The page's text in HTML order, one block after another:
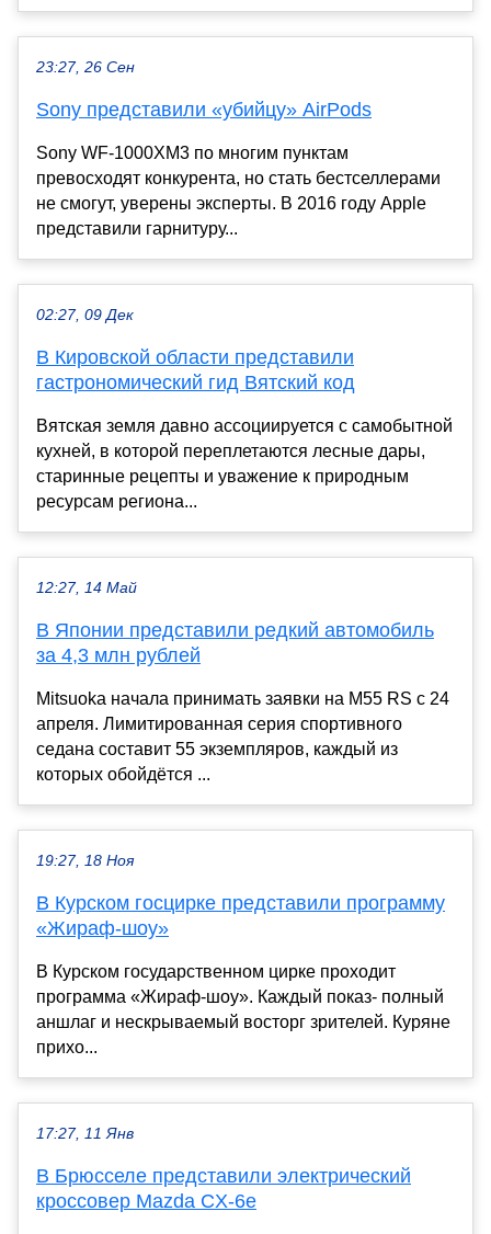
23:27, 26 Сен
Sony представили «убийцу» AirPods
Sony WF-1000XM3 по многим пунктам
превосходят конкурента, но стать бестселлерами
не смогут, уверены эксперты. В 2016 году Apple
представили гарнитуру...
02:27, 09 Дек
В Кировской области представили
гастрономический гид Вятский код
Вятская земля давно ассоциируется с самобытной
кухней, в которой переплетаются лесные дары,
старинные рецепты и уважение к природным
ресурсам региона...
12:27, 14 Май
В Японии представили редкий автомобиль
за 4,3 млн рублей
Mitsuoka начала принимать заявки на M55 RS с 24
апреля. Лимитированная серия спортивного
седана составит 55 экземпляров, каждый из
которых обойдётся ...
19:27, 18 Ноя
В Курском госцирке представили программу
«Жираф-шоу»
В Курском государственном цирке проходит
программа «Жираф-шоу». Каждый показ- полный
аншлаг и нескрываемый восторг зрителей. Куряне
прихо...
17:27, 11 Янв
В Брюсселе представили электрический
кроссовер Mazda CX-6e